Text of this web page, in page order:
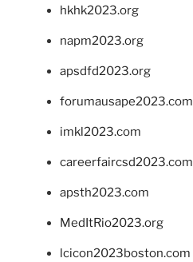
hkhk2023.org
napm2023.org
apsdfd2023.org
forumausape2023.com
imkl2023.com
careerfaircsd2023.com
apsth2023.com
MedItRio2023.org
lcicon2023boston.com